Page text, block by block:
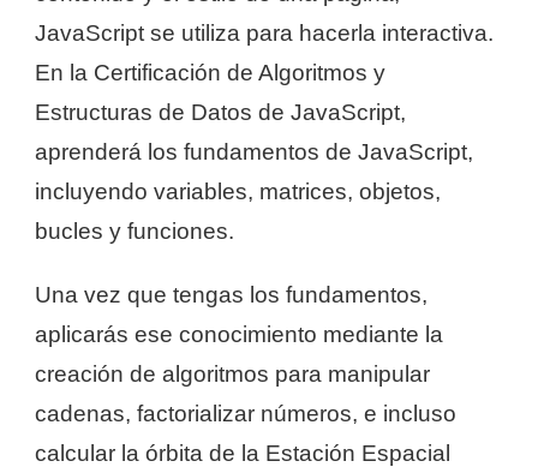
JavaScript se utiliza para hacerla interactiva.
En la Certificación de Algoritmos y
Estructuras de Datos de JavaScript,
aprenderá los fundamentos de JavaScript,
incluyendo variables, matrices, objetos,
bucles y funciones.
Una vez que tengas los fundamentos,
aplicarás ese conocimiento mediante la
creación de algoritmos para manipular
cadenas, factorializar números, e incluso
calcular la órbita de la Estación Espacial